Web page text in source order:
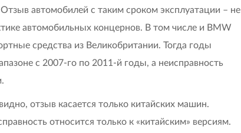
автомобилей с таким сроком эксплуатации – не
автомобильных концернов. В том числе и BMW
средства из Великобритании. Тогда годы
с 2007-го по 2011-й годы, а неисправность
отзыв касается только китайских машин.
относится только к «китайским» версиям.